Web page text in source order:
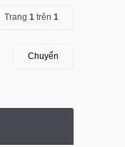
Trang 1 trên 1
Chuyển